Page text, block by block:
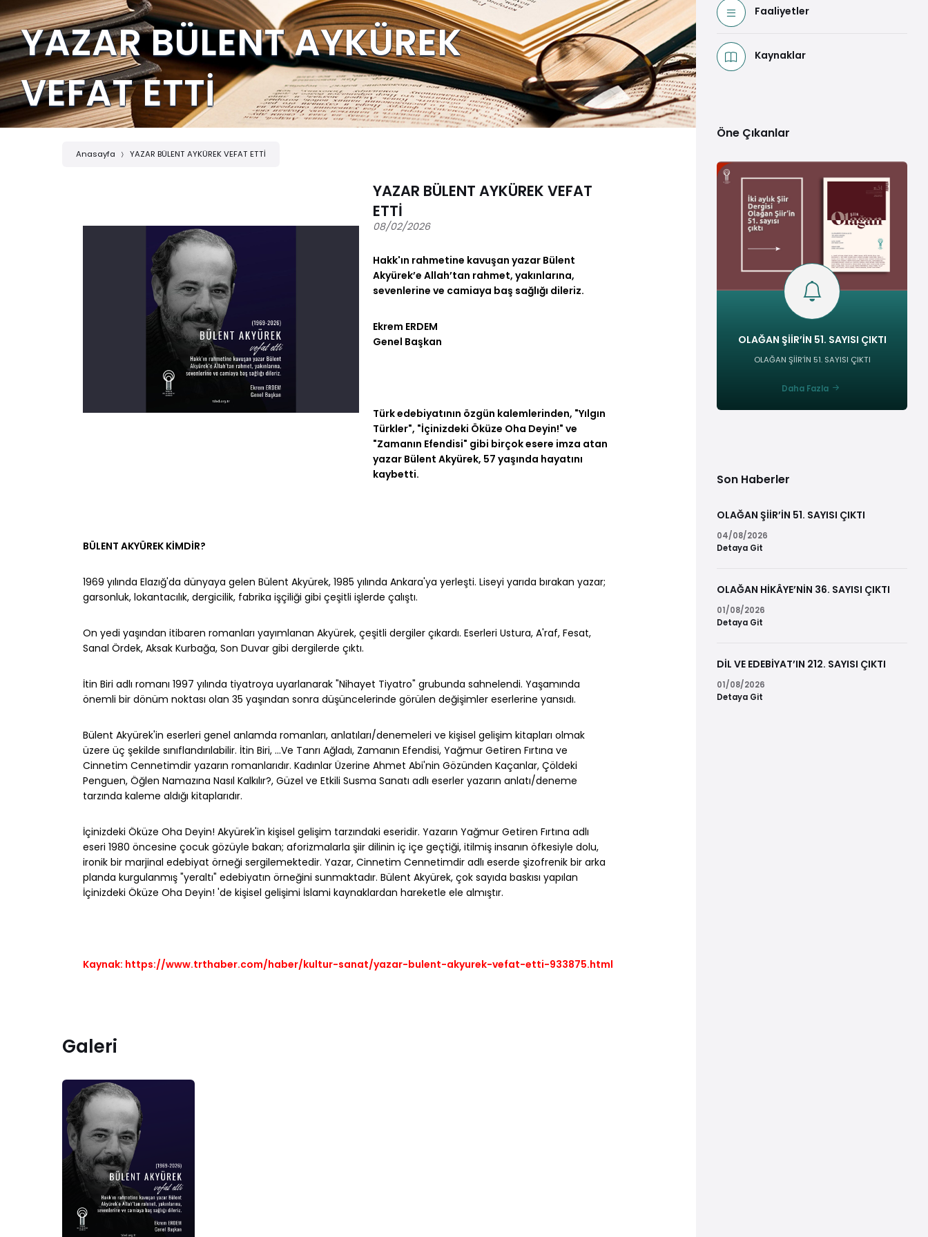
YAZAR BÜLENT AYKÜREK
VEFAT ETTİ
Anasayfa YAZAR BÜLENT AYKÜREK VEFAT ETTİ
YAZAR BÜLENT AYKÜREK VEFAT
ETTİ
08/02/2026
Hakk'ın rahmetine kavuşan yazar Bülent
Akyürek’e Allah’tan rahmet, yakınlarına,
sevenlerine ve camiaya baş sağlığı dileriz.
Ekrem ERDEM
Genel Başkan
Türk edebiyatının özgün kalemlerinden, "Yılgın
Türkler", "İçinizdeki Öküze Oha Deyin!" ve
"Zamanın Efendisi" gibi birçok esere imza atan
yazar Bülent Akyürek, 57 yaşında hayatını
kaybetti.
BÜLENT AKYÜREK KİMDİR?
1969 yılında Elazığ'da dünyaya gelen Bülent Akyürek, 1985 yılında Ankara'ya yerleşti. Liseyi yarıda bırakan yazar;
garsonluk, lokantacılık, dergicilik, fabrika işçiliği gibi çeşitli işlerde çalıştı.
On yedi yaşından itibaren romanları yayımlanan Akyürek, çeşitli dergiler çıkardı. Eserleri Ustura, A'raf, Fesat,
Sanal Ördek, Aksak Kurbağa, Son Duvar gibi dergilerde çıktı.
İtin Biri adlı romanı 1997 yılında tiyatroya uyarlanarak "Nihayet Tiyatro" grubunda sahnelendi. Yaşamında
önemli bir dönüm noktası olan 35 yaşından sonra düşüncelerinde görülen değişimler eserlerine yansıdı.
Bülent Akyürek'in eserleri genel anlamda romanları, anlatıları/denemeleri ve kişisel gelişim kitapları olmak
üzere üç şekilde sınıflandırılabilir. İtin Biri, ...Ve Tanrı Ağladı, Zamanın Efendisi, Yağmur Getiren Fırtına ve
Cinnetim Cennetimdir yazarın romanlarıdır. Kadınlar Üzerine Ahmet Abi'nin Gözünden Kaçanlar, Çöldeki
Penguen, Öğlen Namazına Nasıl Kalkılır?, Güzel ve Etkili Susma Sanatı adlı eserler yazarın anlatı/deneme
tarzında kaleme aldığı kitaplarıdır.
İçinizdeki Öküze Oha Deyin! Akyürek'in kişisel gelişim tarzındaki eseridir. Yazarın Yağmur Getiren Fırtına adlı
eseri 1980 öncesine çocuk gözüyle bakan; aforizmalarla şiir dilinin iç içe geçtiği, itilmiş insanın öfkesiyle dolu,
ironik bir marjinal edebiyat örneği sergilemektedir. Yazar, Cinnetim Cennetimdir adlı eserde şizofrenik bir arka
planda kurgulanmış "yeraltı" edebiyatın örneğini sunmaktadır. Bülent Akyürek, çok sayıda baskısı yapılan
İçinizdeki Öküze Oha Deyin! 'de kişisel gelişimi İslami kaynaklardan hareketle ele almıştır.
Kaynak: https://www.trthaber.com/haber/kultur-sanat/yazar-bulent-akyurek-vefat-etti-933875.html
Galeri
Faaliyetler
Kaynaklar
Öne Çıkanlar
OLAĞAN ŞİİR’İN 51. SAYISI ÇIKTI
OLAĞAN ŞİİR’İN 51. SAYISI ÇIKTI
Daha Fazla
Son Haberler
OLAĞAN ŞİİR’İN 51. SAYISI ÇIKTI
04/08/2026
Detaya Git
OLAĞAN HİKÂYE’NİN 36. SAYISI ÇIKTI
01/08/2026
Detaya Git
DİL VE EDEBİYAT’IN 212. SAYISI ÇIKTI
01/08/2026
Detaya Git